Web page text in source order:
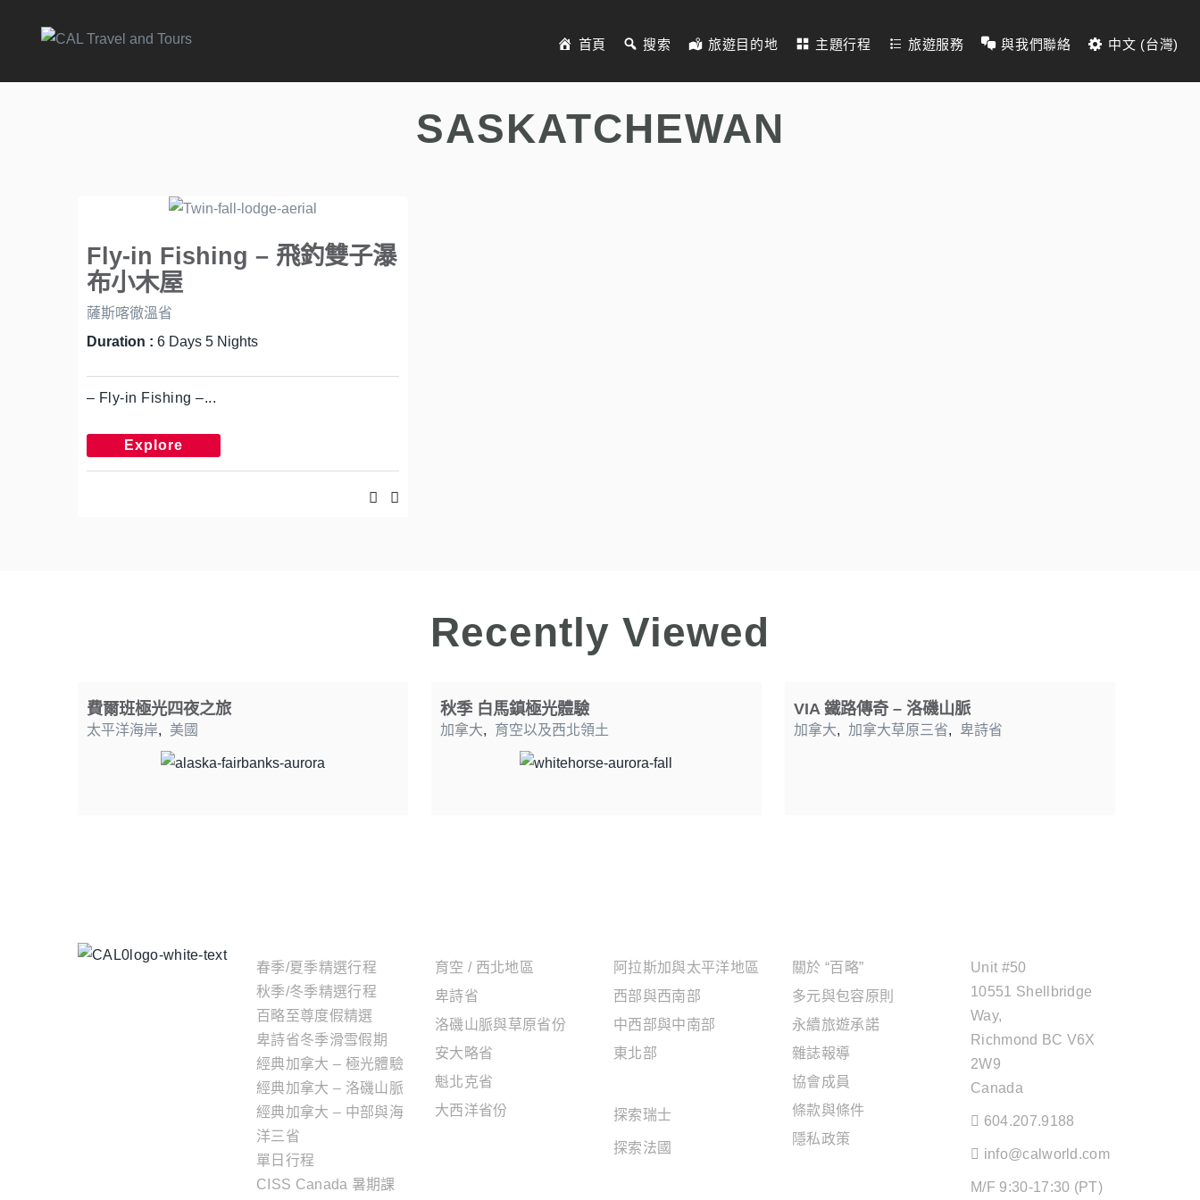
首頁 搜索 旅遊目的地 主題行程 旅遊服務 與我們聯絡 中文 (台灣)
SASKATCHEWAN
Fly-in Fishing – 飛釣雙子瀑
布小木屋
薩斯喀徹溫省
Duration : 6 Days 5 Nights
– Fly-in Fishing –...
Explore
Recently Viewed
費爾班極光四夜之旅
太平洋海岸, 美國
秋季 白馬鎮極光體驗
加拿大, 育空以及西北領土
VIA 鐵路傳奇 – 洛磯山脈
加拿大, 加拿大草原三省, 卑詩省
春季/夏季精選行程
秋季/冬季精選行程
百略至尊度假精選
卑詩省冬季滑雪假期
經典加拿大 – 極光體驗
經典加拿大 – 洛磯山脈
經典加拿大 – 中部與海
洋三省
單日行程
CISS Canada 暑期課
育空 / 西北地區
卑詩省
洛磯山脈與草原省份
安大略省
魁北克省
大西洋省份
阿拉斯加與太平洋地區
西部與西南部
中西部與中南部
東北部
探索瑞士
探索法國
關於 “百略”
多元與包容原則
永續旅遊承諾
雜誌報導
協會成員
條款與條件
隱私政策
Unit #50
10551 Shellbridge
Way,
Richmond BC V6X
2W9
Canada
604.207.9188
info@calworld.com
M/F 9:30-17:30 (PT)